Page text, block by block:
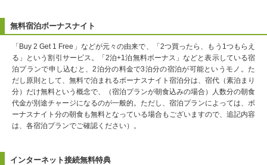
無料宿泊ボーナスナイト
「Buy 2 Get 1 Free」などが元々の由来で、「2つ買ったら、もう1つもらえ
る」という割引サービス。「2泊+1泊無料ボーナス」などと表示している宿
泊プランで申し込むと、2泊分の料金で3泊分の宿泊が可能というモノ。た
だし原則として、無料で泊まれるボーナスナイト宿泊分は、宿代（素泊まり
分）だけ無料という概念で、（宿泊プランが朝食込みの場合）人数分の朝食
代金が別途チャージになるのが一般的。ただし、宿泊プランによっては、ボ
ーナスナイト分の朝食も無料となっている場合もございますので、追記内容
は、各宿泊プランでご確認ください）。
インターネット接続無料特典